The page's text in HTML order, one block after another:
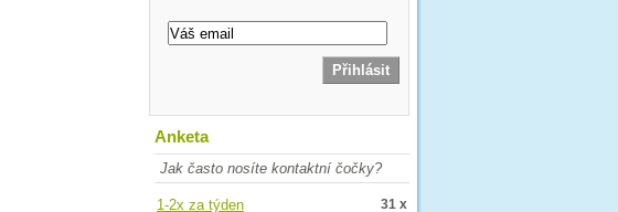
Anketa
Jak často nosíte kontaktní čočky?
1-2x za týden 31 x